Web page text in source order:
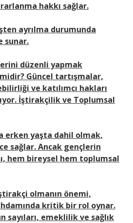
hakkı sağlar.
ayrılma durumunda
sunar.
düzenli yapmak
Güncel tartışmalar,
ve katılımcı hakları
İştirakçilik ve Toplumsal
erken yaşta dahil olmak,
sağlar. Ancak gençlerin
hem bireysel hem toplumsal
olmanın önemi,
kritik bir rol oynar.
sayıları, emeklilik ve sağlık